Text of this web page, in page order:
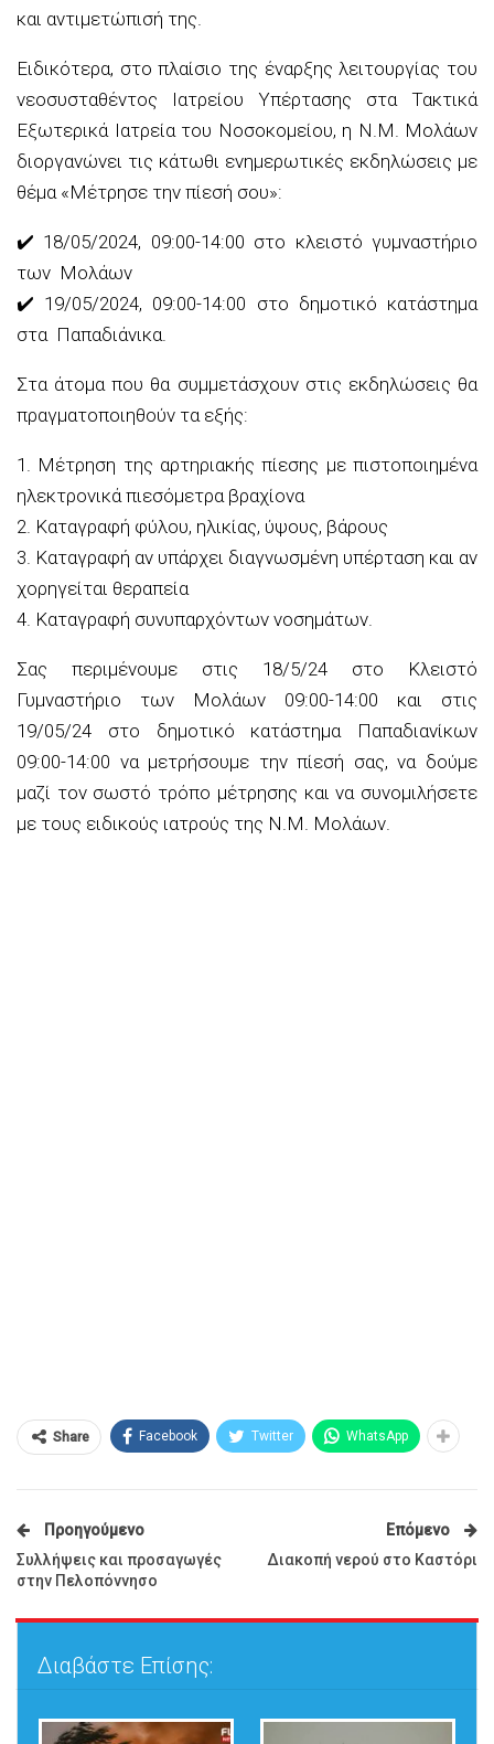
και αντιμετώπισή της.
Ειδικότερα, στο πλαίσιο της έναρξης λειτουργίας του
νεοσυσταθέντος Ιατρείου Υπέρτασης στα Τακτικά
Εξωτερικά Ιατρεία του Νοσοκομείου, η Ν.Μ. Μολάων
διοργανώνει τις κάτωθι ενημερωτικές εκδηλώσεις με
θέμα «Μέτρησε την πίεσή σου»:
✔️ 18/05/2024, 09:00-14:00 στο κλειστό γυμναστήριο
των Μολάων
✔️ 19/05/2024, 09:00-14:00 στο δημοτικό κατάστημα
στα Παπαδιάνικα.
Στα άτομα που θα συμμετάσχουν στις εκδηλώσεις θα
πραγματοποιηθούν τα εξής:
1. Μέτρηση της αρτηριακής πίεσης με πιστοποιημένα
ηλεκτρονικά πιεσόμετρα βραχίονα
2. Καταγραφή φύλου, ηλικίας, ύψους, βάρους
3. Καταγραφή αν υπάρχει διαγνωσμένη υπέρταση και αν
χορηγείται θεραπεία
4. Καταγραφή συνυπαρχόντων νοσημάτων.
Σας περιμένουμε στις 18/5/24 στο Κλειστό
Γυμναστήριο των Μολάων 09:00-14:00 και στις
19/05/24 στο δημοτικό κατάστημα Παπαδιανίκων
09:00-14:00 να μετρήσουμε την πίεσή σας, να δούμε
μαζί τον σωστό τρόπο μέτρησης και να συνομιλήσετε
με τους ειδικούς ιατρούς της Ν.Μ. Μολάων.
Share Facebook Twitter WhatsApp
Προηγούμενο
Συλλήψεις και προσαγωγές
στην Πελοπόννησο
Επόμενο
Διακοπή νερού στο Καστόρι
Διαβάστε Επίσης: